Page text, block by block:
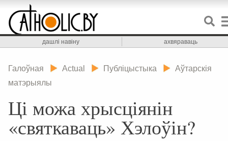
дашлі навіну ахвяраваць
Галоўная Actual Публіцыстыка
Аўтарскія
матэрыялы
Ці можа хрысціянін
«святкаваць» Хэлоўін?